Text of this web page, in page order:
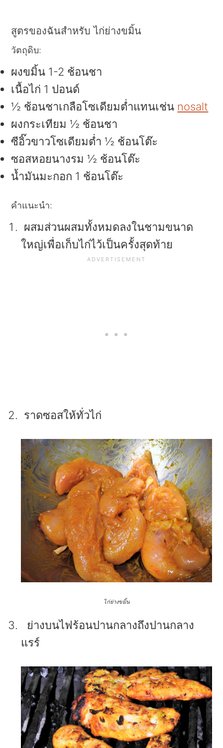
สูตรของฉันสำหรับ ไก่ย่างขมิ้น
วัตถุดิบ:
ผงขมิ้น 1-2 ช้อนชา
เนื้อไก่ 1 ปอนด์
½ ช้อนชาเกลือโซเดียมต่ำแทนเช่น nosalt
ผงกระเทียม ½ ช้อนชา
ซีอิ๊วขาวโซเดียมต่ำ ½ ช้อนโต๊ะ
ซอสหอยนางรม ½ ช้อนโต๊ะ
น้ำมันมะกอก 1 ช้อนโต๊ะ
คำแนะนำ:
ผสมส่วนผสมทั้งหมดลงในชามขนาด
ใหญ่เพื่อเก็บไก่ไว้เป็นครั้งสุดท้าย
ราดซอสให้ทั่วไก่
ไก่ย่างขมิ้น
ย่างบนไฟร้อนปานกลางถึงปานกลาง
แรร์